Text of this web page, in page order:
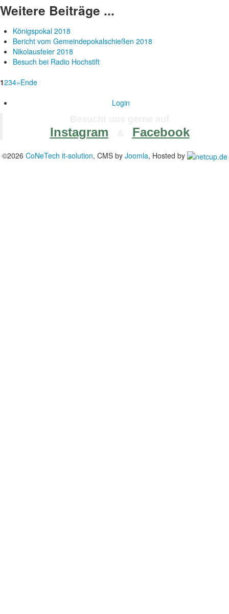
Weitere Beiträge ...
Königspokal 2018
Bericht vom Gemeindepokalschießen 2018
Nikolausfeier 2018
Besuch bei Radio Hochstift
1234»Ende
Login
Instagram Facebook
©2026 CoNeTech it-solution, CMS by Joomla, Hosted by